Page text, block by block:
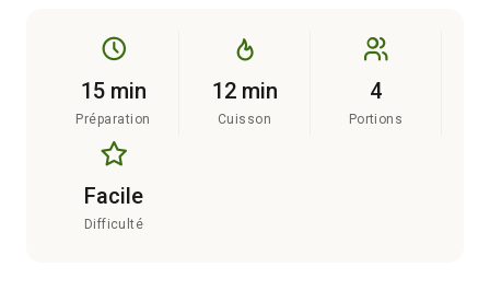
15 min
Préparation
12 min
Cuisson
4
Portions
Facile
Difficulté